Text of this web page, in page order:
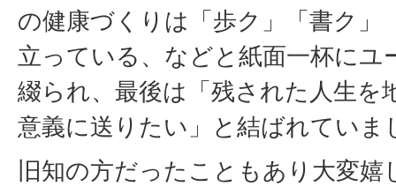
の健康づくりは「歩ク」「書ク」
立っている、などと紙面一杯にユ
綴られ、最後は「残された人生を
意義に送りたい」と結ばれていま
旧知の方だったこともあり大変